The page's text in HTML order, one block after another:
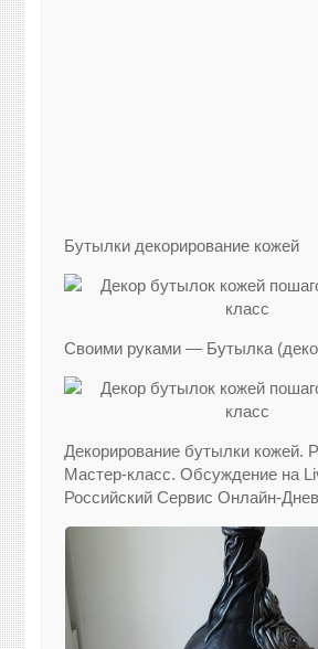
Бутылки декорирование кожей
Своими руками — Бутылка
Декорирование бутылки кожей.
Мастер-класс. Обсуждение на
Российский Сервис Онлайн-